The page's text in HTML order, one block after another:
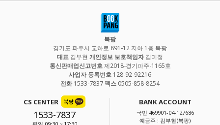
북팡
경기도 파주시 교하로 891-12 지하 1층 북팡
대표 김부현 개인정보 보호책임자김미정
통신판매업신고번호제2018-경기파주-1165호
사업자 등록번호 128-92-92216
전화1533-7837팩스 0505-858-8254
CS CENTER
1533-7837
BANK ACCOUNT
국민 469901-04-127686
예금주 : 김부현(북팡)